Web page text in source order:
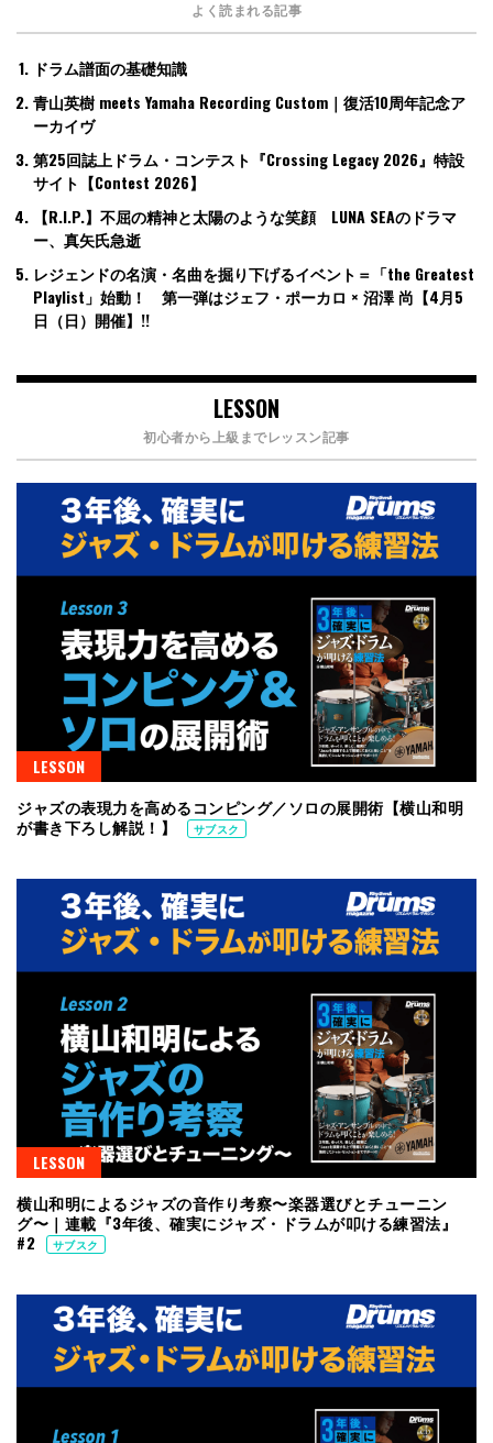
よく読まれる記事
ドラム譜面の基礎知識
青山英樹 meets Yamaha Recording Custom｜復活10周年記念ア
ーカイヴ
第25回誌上ドラム・コンテスト『Crossing Legacy 2026』特設
サイト【Contest 2026】
【R.I.P.】不屈の精神と太陽のような笑顔 LUNA SEAのドラマ
ー、真矢氏急逝
レジェンドの名演・名曲を掘り下げるイベント＝「the Greatest
Playlist」始動！ 第一弾はジェフ・ポーカロ × 沼澤 尚【4月5
日（日）開催】!!
LESSON
初心者から上級までレッスン記事
LESSON
ジャズの表現力を高めるコンピング／ソロの展開術【横山和明
が書き下ろし解説！】
サブスク
LESSON
横山和明によるジャズの音作り考察〜楽器選びとチューニン
グ〜｜連載『3年後、確実にジャズ・ドラムが叩ける練習法』
#2
サブスク